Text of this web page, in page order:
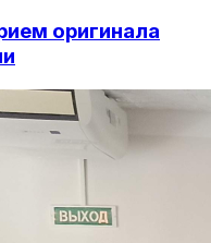
оригинала